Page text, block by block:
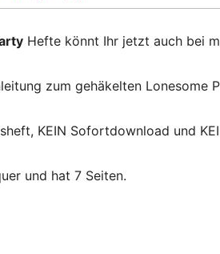
Hefte könnt Ihr jetzt auch bei
zum gehäkelten Lonesome
KEIN Sofortdownload und
und hat 7 Seiten.